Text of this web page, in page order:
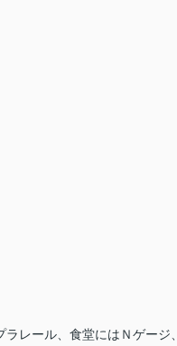
レール、食堂にはＮゲージ、